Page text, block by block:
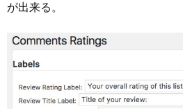
が出来る。